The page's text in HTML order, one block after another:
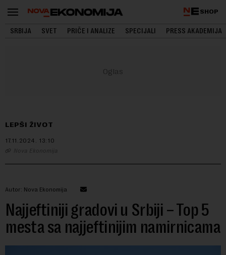
SHOP
SRBIJA SVET PRIČE I ANALIZE SPECIJALI PRESS AKADEMIJA
LEPŠI ŽIVOT
17.11.2024. 13:10
Nova Ekonomija
Autor: Nova Ekonomija
Najjeftiniji gradovi u Srbiji – Top 5
mesta sa najjeftinijim namirnicama